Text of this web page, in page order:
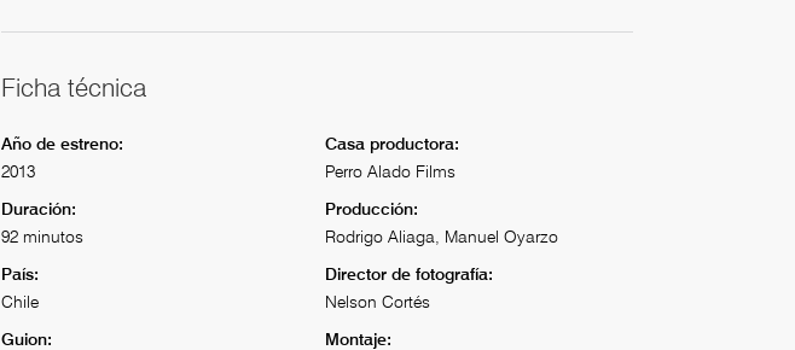
Ficha técnica
Año de estreno:
2013
Duración:
92 minutos
País:
Chile
Guion:
Casa productora:
Perro Alado Films
Producción:
Rodrigo Aliaga, Manuel Oyarzo
Director de fotografía:
Nelson Cortés
Montaje: